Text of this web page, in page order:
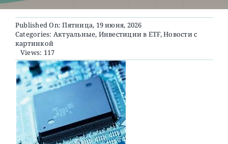
О ПРОЕКТЕ
Published On: Пятница, 19 июня, 2026
Categories: Актуальные, Инвестиции в ETF,Новости с
картинкой
Views: 117